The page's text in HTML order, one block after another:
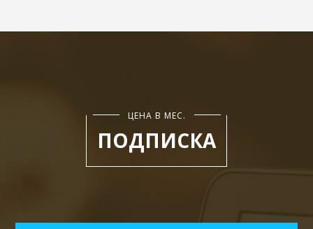
ЦЕНА В МЕС.
ПОДПИСКА